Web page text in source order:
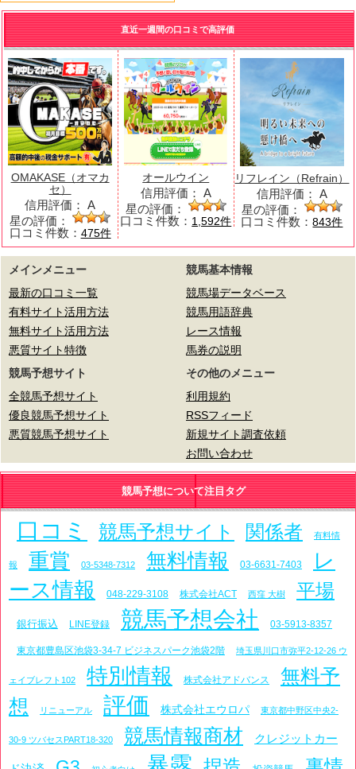
直近一週間の口コミで高評価
OMAKASE（オマカ
セ）
信用評価： A
星の評価：
口コミ件数： 475件
オールウイン
信用評価： A
星の評価：
口コミ件数： 1,592件
リフレイン（Refrain）
信用評価： A
星の評価：
口コミ件数：843件
メインメニュー
最新の口コミ一覧
有料サイト活用方法
無料サイト活用方法
悪質サイト特徴
競馬基本情報
競馬場データベース
競馬用語辞典
レース情報
馬券の説明
競馬予想サイト
全競馬予想サイト
優良競馬予想サイト
悪質競馬予想サイト
その他のメニュー
利用規約
RSSフィード
新規サイト調査依頼
お問い合わせ
競馬予想について注目タグ
口コミ 競馬予想サイト 関係者 有料情
報 重賞 03-5348-7312 無料情報 03-6631-7403
レ
ース情報
048-229-3108 株式会社ACT 西窪 大樹 平場
銀行振込 LINE登録 競馬予想会社 03-5913-8357
東京都豊島区池袋3-34-7 ビジネスパーク池袋2階 埼玉県川口市弥平2-12-26 ウ
ェイブレフト102 特別情報 株式会社アドバンス
無料予
想
リニューアル 評価 株式会社エウロパ 東京都中野区中央2-
30-9 ツバセスPART18-320 競馬情報商材 クレジットカー